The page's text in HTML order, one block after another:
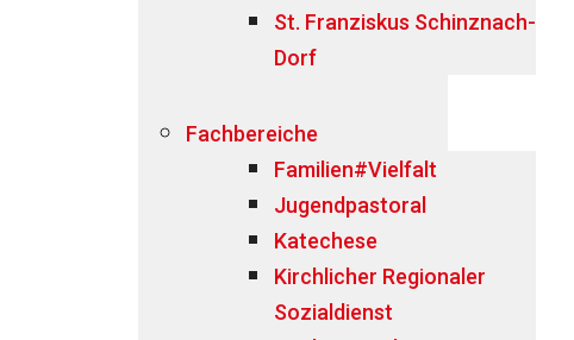
St. Franziskus Schinznach-
Dorf
Fachbereiche
Familien#Vielfalt
Jugendpastoral
Katechese
Kirchlicher Regionaler
Sozialdienst